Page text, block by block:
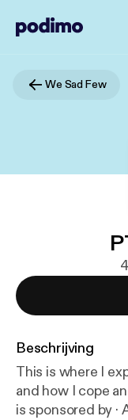
We Sad Few
Beschrijving
This is where I
and how I cope and what
is sponsored by · Anchor: The easiest way to make a